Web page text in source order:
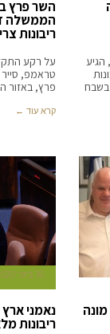
הגיע
השר פרץ
הממשלה
ריבונות
על רקע
טראמפ, סייר
פרץ, באזור
קרא עוד ←
16 ביוני 2020
נאמני ארץ
ריבונות